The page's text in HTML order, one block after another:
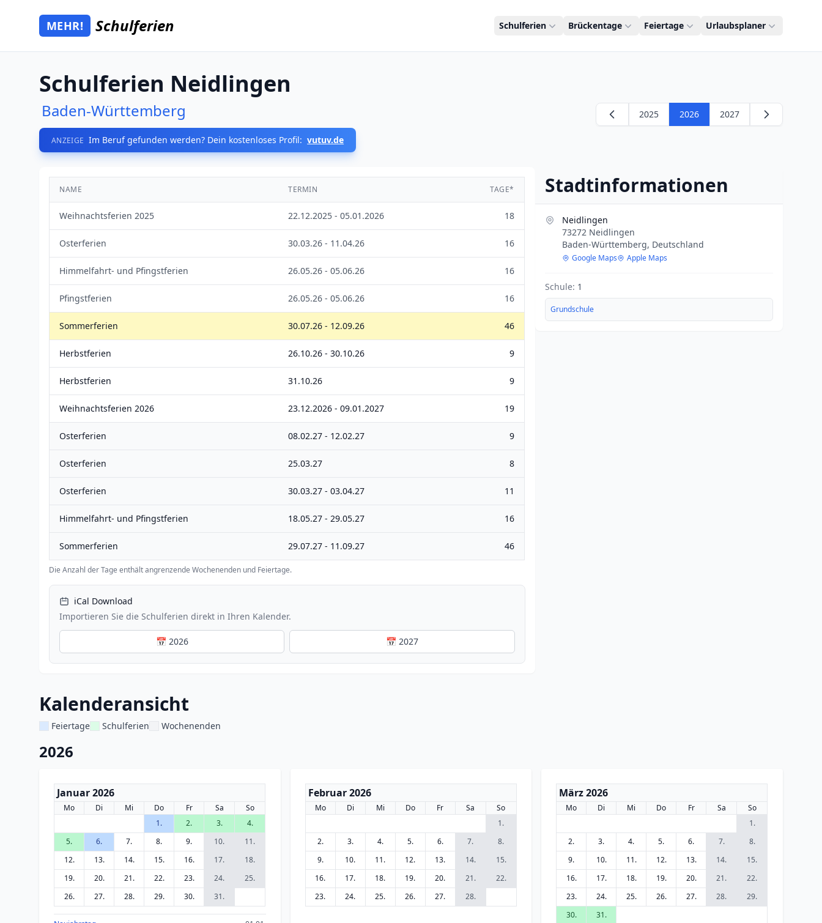
Zum Hauptinhalt springen
Mehr Schulferien
MEHR! Schulferien Schulferien Brückentage Feiertage Urlaubsplaner
Schulferien Neidlingen
Baden-Württemberg
ANZEIGE Im Beruf gefunden werden? Dein kostenloses Profil: vutuv.de
2025 2026 2027
NAME TERMIN TAGE*
Weihnachtsferien 2025 22.12.2025 - 05.01.2026 18
Osterferien 30.03.26 - 11.04.26 16
Himmelfahrt- und Pfingstferien 26.05.26 - 05.06.26 16
Pfingstferien 26.05.26 - 05.06.26 16
Sommerferien 30.07.26 - 12.09.26 46
Herbstferien 26.10.26 - 30.10.26 9
Herbstferien 31.10.26 9
Weihnachtsferien 2026 23.12.2026 - 09.01.2027 19
Osterferien 08.02.27 - 12.02.27 9
Osterferien 25.03.27 8
Osterferien 30.03.27 - 03.04.27 11
Himmelfahrt- und Pfingstferien 18.05.27 - 29.05.27 16
Sommerferien 29.07.27 - 11.09.27 46
Die Anzahl der Tage enthält angrenzende Wochenenden und Feiertage.
iCal Download
Importieren Sie die Schulferien direkt in Ihren Kalender.
📅 2026 📅 2027
Stadtinformationen
Neidlingen
73272 Neidlingen
Baden-Württemberg, Deutschland
Google Maps Apple Maps
Schule: 1
Grundschule
Kalenderansicht
Feiertage Schulferien Wochenenden
2026
Januar 2026
Mo Di Mi Do Fr Sa
So
1.
2. 3.
4.
5.
6. 7. 8. 9. 10.
11.
12.
13. 14. 15. 16. 17.
18.
19.
20. 21. 22. 23. 24.
25.
26.
27. 28. 29. 30. 31.
Februar 2026
Mo Di Mi Do Fr Sa
So
1.
2.
3. 4. 5. 6. 7.
8.
9.
10. 11. 12. 13. 14.
15.
16.
17. 18. 19. 20. 21.
22.
23.
24. 25. 26. 27. 28.
März 2026
Mo Di Mi Do Fr Sa
So
1.
2.
3. 4. 5. 6. 7.
8.
9.
10. 11. 12. 13. 14.
15.
16.
17. 18. 19. 20. 21.
22.
23.
24. 25. 26. 27. 28.
29.
30.
31.